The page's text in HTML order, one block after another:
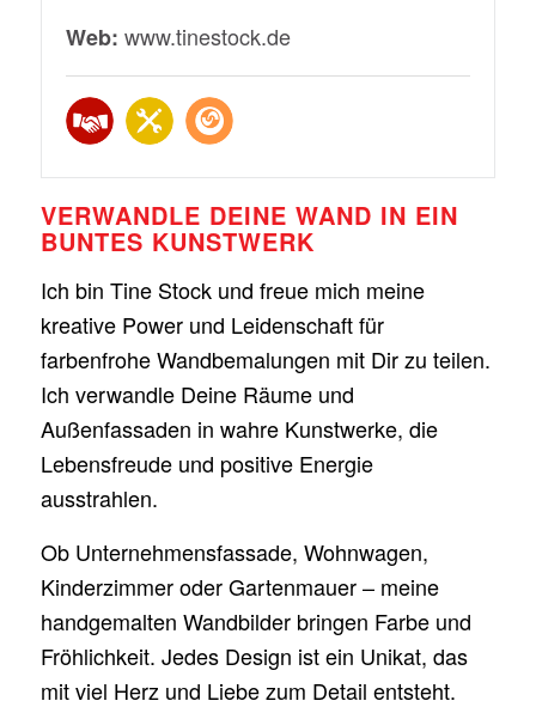
Web: www.tinestock.de
, ,
VERWANDLE DEINE WAND IN EIN
BUNTES KUNSTWERK
Ich bin Tine Stock und freue mich meine
kreative Power und Leidenschaft für
farbenfrohe Wandbemalungen mit Dir zu teilen.
Ich verwandle Deine Räume und
Außenfassaden in wahre Kunstwerke, die
Lebensfreude und positive Energie
ausstrahlen.
Ob Unternehmensfassade, Wohnwagen,
Kinderzimmer oder Gartenmauer – meine
handgemalten Wandbilder bringen Farbe und
Fröhlichkeit. Jedes Design ist ein Unikat, das
mit viel Herz und Liebe zum Detail entsteht.